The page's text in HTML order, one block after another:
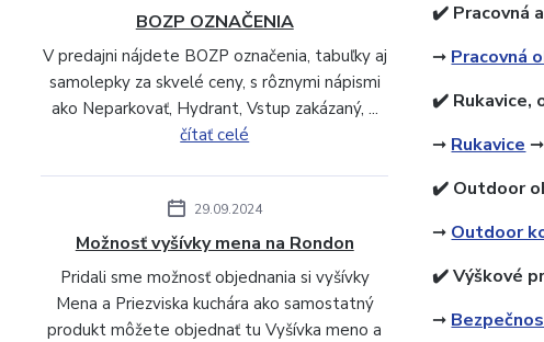
BOZP OZNAČENIA
V predajni nájdete BOZP označenia, tabuľky aj
samolepky za skvelé ceny, s rôznymi nápismi
ako Neparkovať, Hydrant, Vstup zakázaný, ...
čítať celé
29.09.2024
Možnosť vyšívky mena na Rondon
Pridali sme možnosť objednania si vyšívky
Mena a Priezviska kuchára ako samostatný
produkt môžete objednať tu Vyšívka meno a
✔️ Pracovná
️➞ Pracovná
✔️ Rukavice,
️➞ Rukavice ️➞
✔️ Outdoor
️➞ Outdoor
✔️ Výškové
️➞